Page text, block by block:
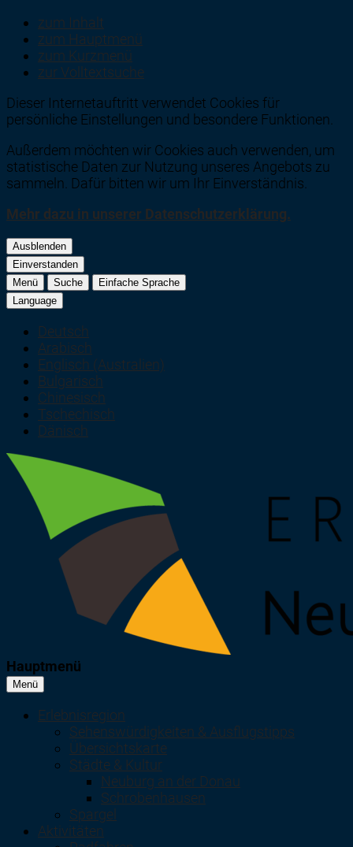
zum Inhalt
zum Hauptmenü
zum Kurzmenü
zur Volltextsuche
Dieser Internetauftritt verwendet Cookies für
persönliche Einstellungen und besondere Funktionen.
Außerdem möchten wir Cookies auch verwenden, um
statistische Daten zur Nutzung unseres Angebots zu
sammeln. Dafür bitten wir um Ihr Einverständnis.
Mehr dazu in unserer Datenschutzerklärung.
Ausblenden
Einverstanden
Menü
Suche
Einfache Sprache
Language
Deutsch
Arabisch
Englisch (Australien)
Bulgarisch
Chinesisch
Tschechisch
Dänisch
Hauptmenü
Menü
Erlebnisregion
Sehenswürdigkeiten & Ausflugstipps
Übersichtskarte
Städte & Kultur
Neuburg an der Donau
Schrobenhausen
Spargel
Aktivitäten